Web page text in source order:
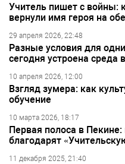
Учитель пишет с войны:
вернули имя героя на
29 апреля 2026, 22:48
Разные условия для
сегодня устроена среда
10 апреля 2026, 12:00
Взгляд зумера: как
обучение
10 марта 2026, 18:17
Первая полоса в Пекине:
благодарят
11 декабря 2025, 21:40